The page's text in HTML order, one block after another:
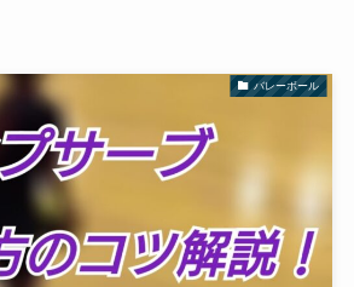
バレーボール